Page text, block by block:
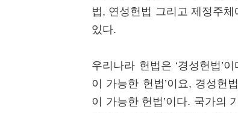
법, 연성헌법 그리고 제정주
있다.
우리나라 헌법은 ‘경성헌법’
이 가능한 헌법’이요, 경성헌
이 가능한 헌법’이다. 국가의